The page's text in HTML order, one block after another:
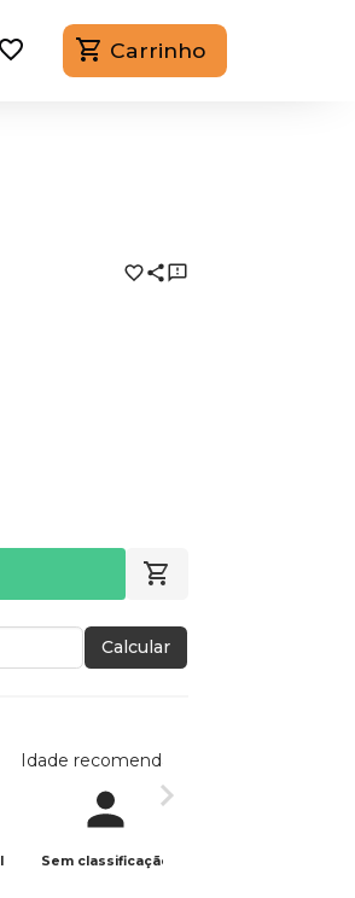
Carrinho
Calcular
Idade recomendada
Sem classificação